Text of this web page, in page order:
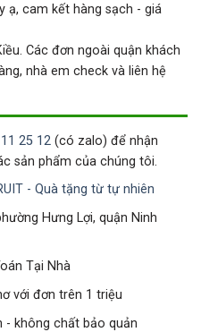
ạ, cam kết hàng sạch - giá
Các đơn ngoài quận khách
nhà em check và liên hệ
25 12(có zalo) để nhận
sản phẩm của chúng tôi.
- Quà tặng từ tự nhiên
Hưng Lợi, quận Ninh
Tại Nhà
với đơn trên 1 triệu
- không chất bảo quản